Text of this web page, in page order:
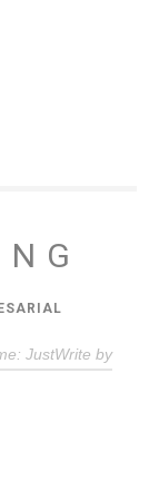
JustWrite by